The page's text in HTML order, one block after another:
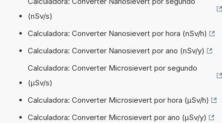
(nSv/s)
Calculadora: Converter Nanosievert por hora (nSv/h)
Calculadora: Converter Nanosievert por ano (nSv/y)
Calculadora: Converter Microsievert por segundo
(µSv/s)
Calculadora: Converter Microsievert por hora (µSv/h)
Calculadora: Converter Microsievert por ano (µSv/y)